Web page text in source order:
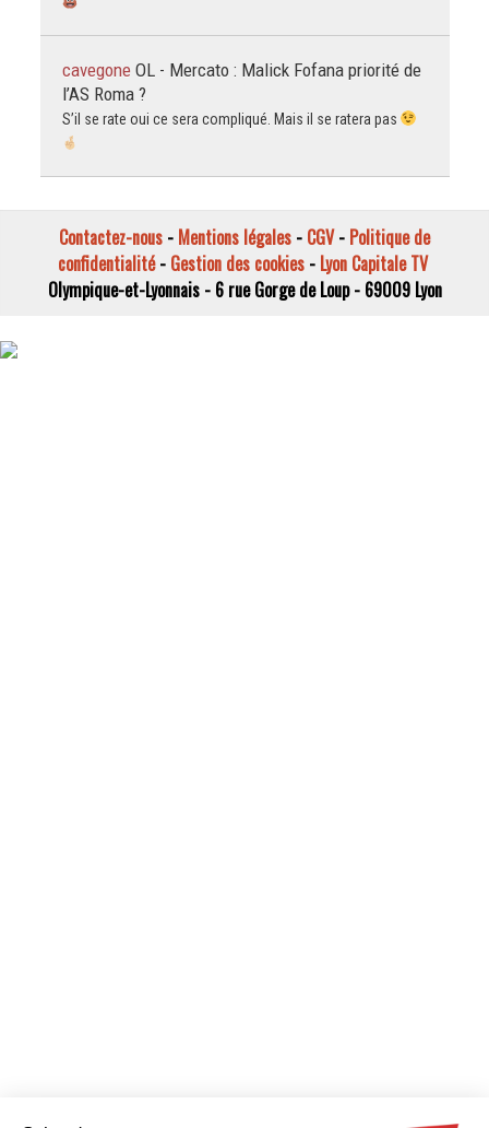
cavegone OL - Mercato : Malick Fofana priorité de
l’AS Roma ?
S’il se rate oui ce sera compliqué. Mais il se ratera pas
Contactez-nous - Mentions légales - CGV- Politique de
confidentialité- Gestion des cookies- Lyon Capitale TV
Olympique-et-Lyonnais - 6 rue Gorge de Loup - 69009 Lyon